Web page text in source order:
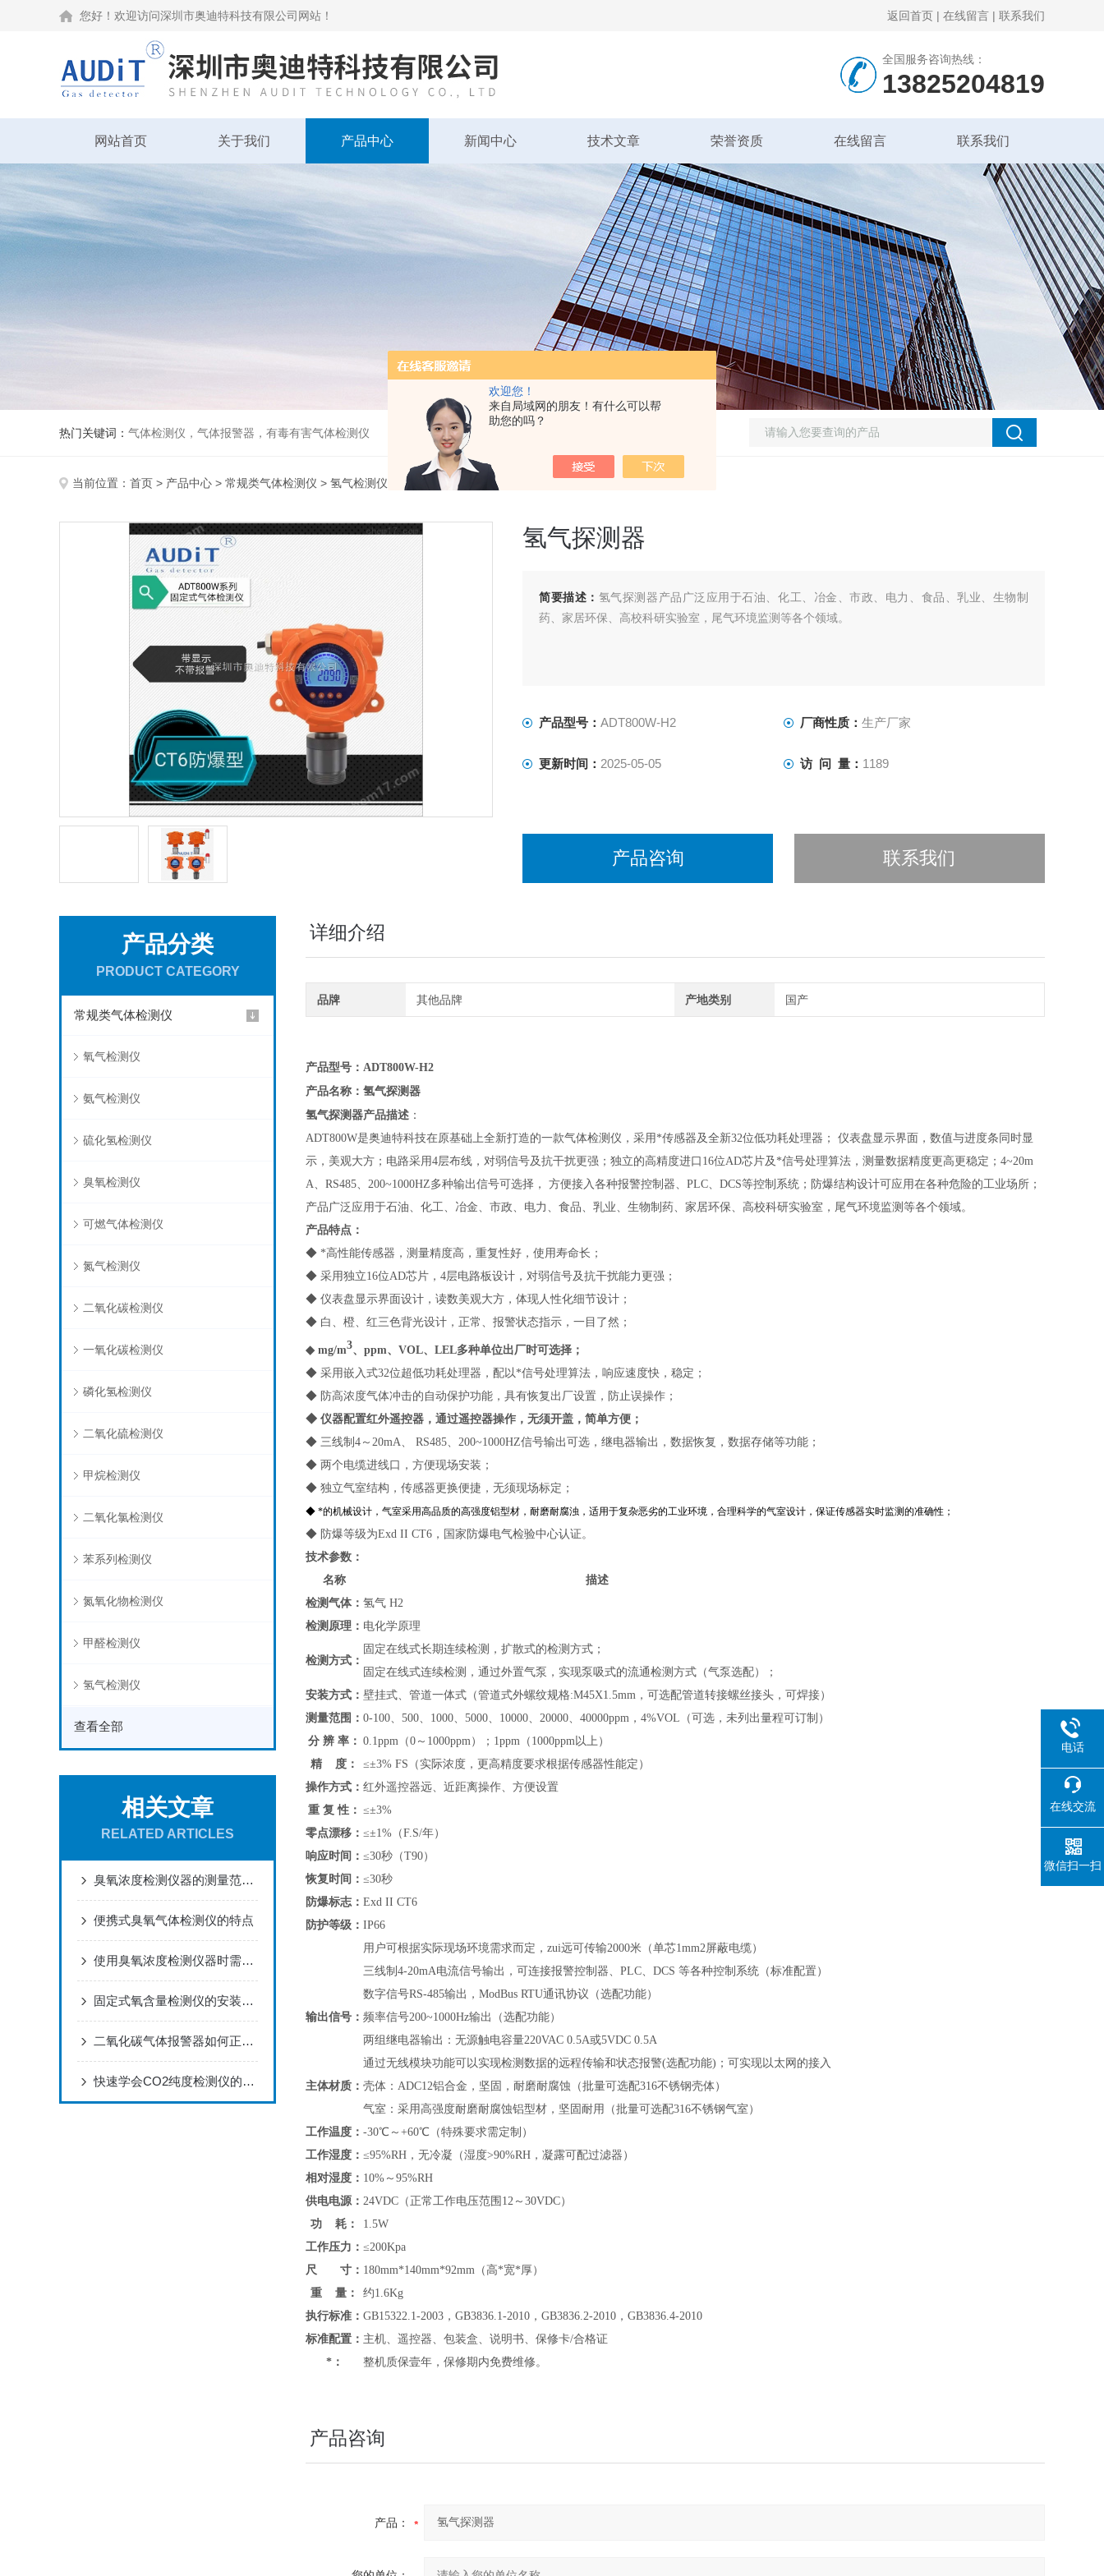
欢迎您！
来自局域网的朋友！有什么可以帮
助您的吗？
您好！欢迎访问深圳市奥迪特科技有限公司网站！ 返回首页 | 在线留言 | 联系我们
全国服务咨询热线：
13825204819
网站首页 关于我们 产品中心 新闻中心 技术文章 荣誉资质 在线留言 联系我们
热门关键词： 气体检测仪，气体报警器，有毒有害气体检测仪
当前位置： 首页 > 产品中心 > 常规类气体检测仪 > 氢气检测仪 > ADT800W-H2氢气探测器
氢气探测器
简要描述： 氢气探测器产品广泛应用于石油、化工、冶金、市政、电力、食品、乳业、生物制
药、家居环保、高校科研实验室，尾气环境监测等各个领域。
产品型号： ADT800W-H2 厂商性质： 生产厂家
更新时间： 2025-05-05 访 问 量： 1189
产品咨询 联系我们
产品分类
PRODUCT CATEGORY
常规类气体检测仪
氧气检测仪
氨气检测仪
硫化氢检测仪
臭氧检测仪
可燃气体检测仪
氮气检测仪
二氧化碳检测仪
一氧化碳检测仪
磷化氢检测仪
二氧化硫检测仪
甲烷检测仪
二氧化氯检测仪
苯系列检测仪
氮氧化物检测仪
甲醛检测仪
氢气检测仪
查看全部
相关文章
RELATED ARTICLES
臭氧浓度检测仪器的测量范围和精度如何？哪些因素会影响其准确性？
便携式臭氧气体检测仪的特点
使用臭氧浓度检测仪器时需要注意什么
固定式氧含量检测仪的安装位置如何正确确定？
二氧化碳气体报警器如何正确进行标定校正？
快速学会CO2纯度检测仪的使用秘籍
详细介绍
品牌 其他品牌 产地类别 国产
产品型号：ADT800W-H2
产品名称： 氢气探测器
氢气探测器产品描述 ：
ADT800W是奥迪特科技在原基础上全新打造的一款气体检测仪，采用*传感器及全新32位低功耗处理器； 仪表盘显示界面，数值与进度条同时显
示，美观大方；电路采用4层布线，对弱信号及抗干扰更强；独立的高精度进口16位AD芯片及*信号处理算法，测量数据精度更高更稳定；4~20m
A、RS485、200~1000HZ多种输出信号可选择， 方便接入各种报警控制器、PLC、DCS等控制系统；防爆结构设计可应用在各种危险的工业场所；
产品广泛应用于石油、化工、冶金、市政、电力、食品、乳业、生物制药、家居环保、高校科研实验室，尾气环境监测 等各个领域。
产品特点：
◆ *高性能传感器，测量精度高，重复性好，使用寿命长；
◆ 采用独立16位AD芯片，4层电路板设计，对弱信号及抗干扰能力更强；
◆ 仪表盘显示界面设计，读数美观大方，体现人性化细节设计；
◆ 白、橙、红三色背光设计，正常、报警状态指示，一目了然；
◆ mg/m3、ppm、VOL、LEL多种单位出厂时可选择；
◆ 采用嵌入式32位超低功耗处理器，配以*信号处理算法，响应速度快，稳定；
◆ 防高浓度气体冲击的自动保护功能，具有恢复出厂设置，防止误操作；
◆ 仪器配置红外遥控器，通过遥控器操作，无须开盖，简单方便；
◆ 三线制4～20mA、 RS485、200~1000HZ信号输出可选，继电器输出，数据恢复，数据存储等功能；
◆ 两个电缆进线口，方便现场安装；
◆ 独立气室结构，传感器更换便捷，无须现场标定；
◆ *的机械设计，气室采用高品质的高强度铝型材，耐磨耐腐浊，适用于复杂恶劣的工业环境，合理科学的气室设计，保证传感器实时监测的准确性；
◆ 防爆等级为Exd II CT6，国家防爆电气检验中心认证。
技术参数：
名称
描述
检测气体： 氢气 H2
检测原理： 电化学原理
检测方式：
固定在线式长期连续检测，扩散式的检测方式；
固定在线式连续检测，通过外置气泵，实现泵吸式的流通检测方式（气泵选配）；
安装方式： 壁挂式、管道一体式（管道式外螺纹规格:M45X1.5mm，可选配管道转接螺丝接头，可焊接）
测量范围： 0-100、500、1000、5000、10000、20000、40000ppm，4%VOL （可选，未列出量程可订制）
分 辨 率： 0.1ppm（0～1000ppm）；1ppm（1000ppm以上）
精 度：
≤±3% FS（实际浓度，更高精度要求根据传感器性能定）
操作方式： 红外遥控器远、近距离操作、方便设置
重 复 性： ≤±3%
零点漂移： ≤±1%（F.S/年）
响应时间： ≤30秒（T90）
恢复时间： ≤30秒
防爆标志： Exd II CT6
防护等级： IP66
输出信号：
用户可根据实际现场环境需求而定，zui远可传输2000米（单芯1mm2屏蔽电缆）
三线制4-20mA电流信号输出，可连接报警控制器、PLC、DCS 等各种控制系统（标准配置）
数字信号RS-485输出， ModBus RTU通讯协议 （选配功能）
频率信号200~1000Hz输出（选配功能）
两组继电器输出：无源触电容量220VAC 0.5A或5VDC 0.5A
通过无线模块功能可以实现检测数据的远程传输和状态报警(选配功能)；可实现以太网的接入
主体材质： 壳体：ADC12铝合金，坚固，耐磨耐腐蚀（批量可选配316不锈钢壳体）
气室：采用高强度耐磨耐腐蚀铝型材，坚固耐用（批量可选配316不锈钢气室）
工作温度： -30℃～+60℃（特殊要求需定制）
工作湿度： ≤95%RH，无冷凝（湿度>90%RH，凝露可配过滤器）
相对湿度： 10%～95%RH
供电电源： 24VDC（正常工作电压范围12～30VDC）
功 耗：
1.5W
工作压力： ≤200Kpa
尺 寸： 180mm*140mm*92mm（高*宽*厚）
重 量：
约1.6Kg
执行标准： GB15322.1-2003，GB3836.1-2010，GB3836.2-2010，GB3836.4-2010
标准配置： 主机、遥控器、包装盒、说明书、保修卡/合格证
*：
整机质保壹年，保修期内免费维修。
产品咨询
产品：
电话
在线交流
微信扫一扫